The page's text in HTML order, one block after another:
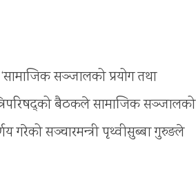
सञ्जालको प्रयोग तथा
बैठकले सामाजिक सञ्जालको
गरेको सञ्चारमन्त्री पृथ्वीसुब्बा गुरुङले